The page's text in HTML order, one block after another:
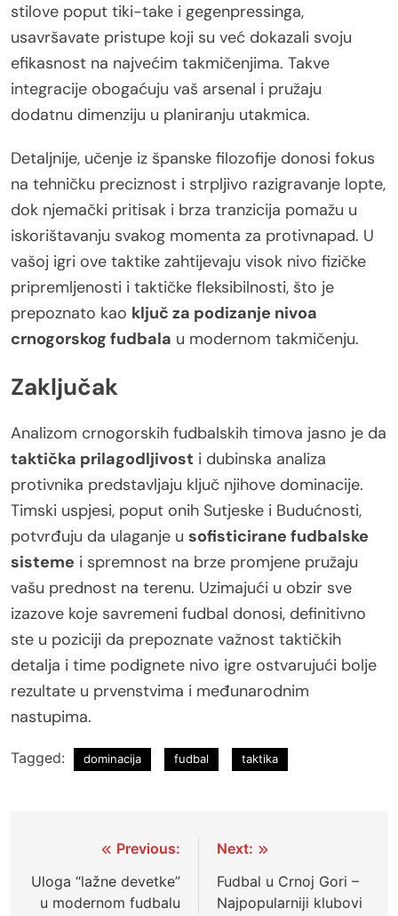
stilove poput tiki-take i gegenpressinga,
usavršavate pristupe koji su već dokazali svoju
efikasnost na najvećim takmičenjima. Takve
integracije obogaćuju vaš arsenal i pružaju
dodatnu dimenziju u planiranju utakmica.
Detaljnije, učenje iz španske filozofije donosi fokus
na tehničku preciznost i strpljivo razigravanje lopte,
dok njemački pritisak i brza tranzicija pomažu u
iskorištavanju svakog momenta za protivnapad. U
vašoj igri ove taktike zahtijevaju visok nivo fizičke
pripremljenosti i taktičke fleksibilnosti, što je
prepoznato kao ključ za podizanje nivoa
crnogorskog fudbala u modernom takmičenju.
Zaključak
Analizom crnogorskih fudbalskih timova jasno je da
taktička prilagodljivost i dubinska analiza
protivnika predstavljaju ključ njihove dominacije.
Timski uspjesi, poput onih Sutjeske i Budućnosti,
potvrđuju da ulaganje u sofisticirane fudbalske
sisteme i spremnost na brze promjene pružaju
vašu prednost na terenu. Uzimajući u obzir sve
izazove koje savremeni fudbal donosi, definitivno
ste u poziciji da prepoznate važnost taktičkih
detalja i time podignete nivo igre ostvarujući bolje
rezultate u prvenstvima i međunarodnim
nastupima.
Tagged: dominacija fudbal taktika
navigation
Previous:
Uloga “lažne devetke”
u modernom fudbalu
Next:
Fudbal u Crnoj Gori –
Najpopularniji klubovi